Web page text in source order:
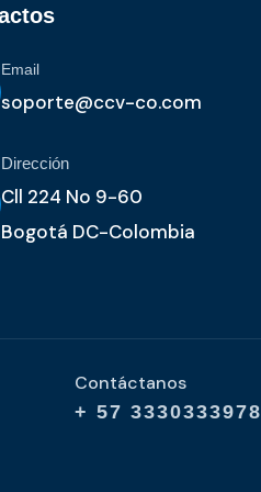
Email
soporte@ccv-co.com
Dirección
Cll 224 No 9-60
Bogotá DC-Colombia
Contáctanos
+ 57 3330333978